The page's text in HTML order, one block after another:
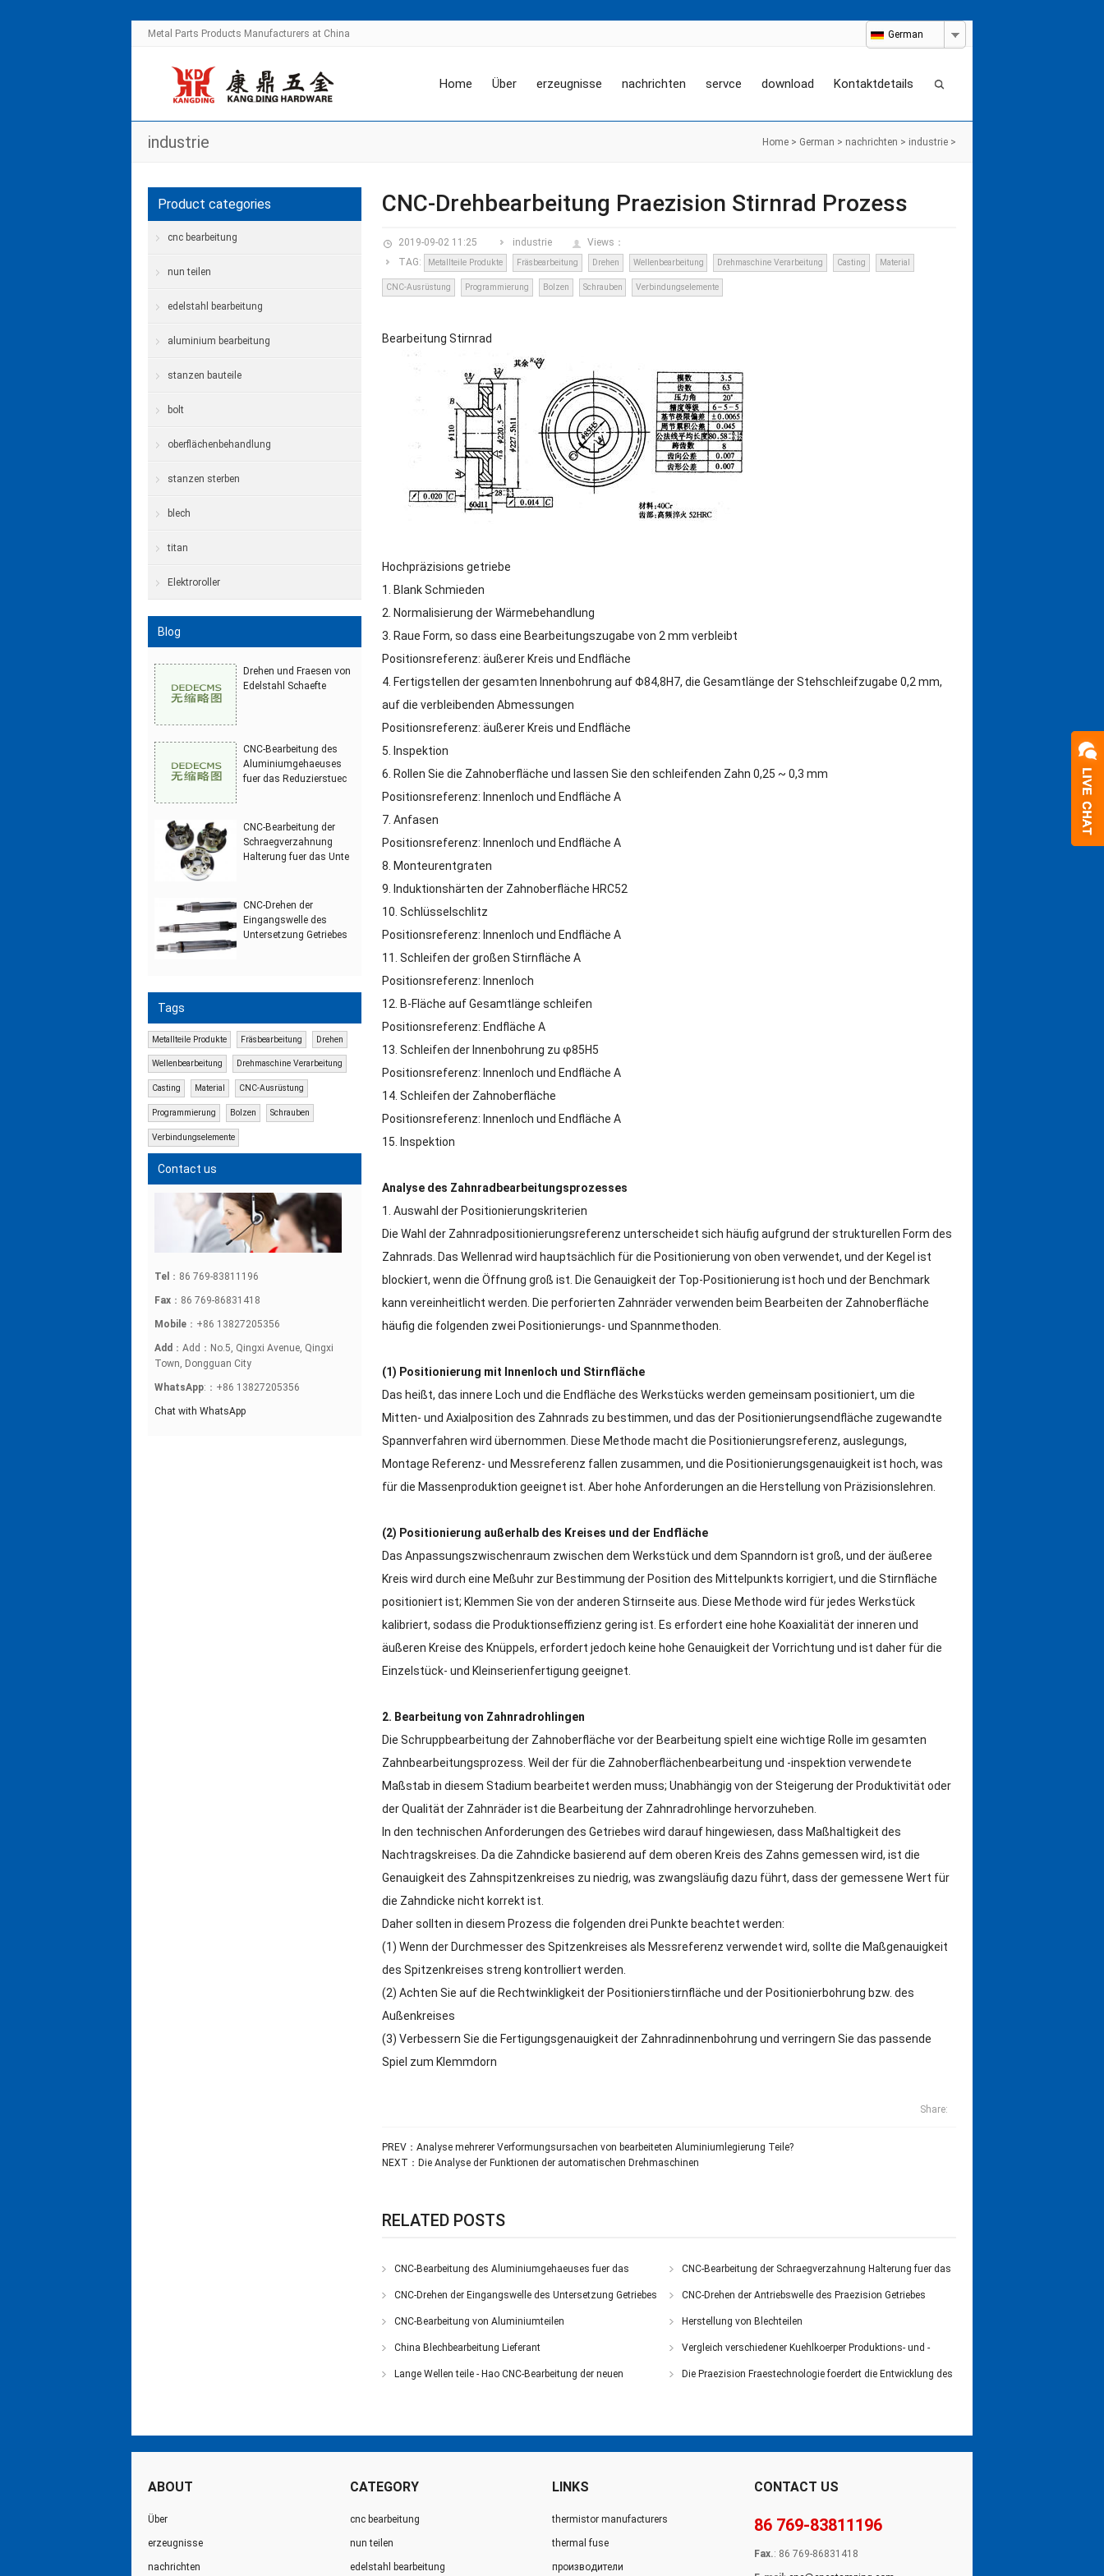
Metal Parts Products Manufacturers at China German
Home Über erzeugnisse nachrichten servce download Kontaktdetails
industrie Home > German > nachrichten > industrie >
CNC-Drehbearbeitung Praezision Stirnrad Prozess
2019-09-02 11:25 industrie
Views：
TAG:
Metallteile Produkte Fräsbearbeitung Drehen Wellenbearbeitung Drehmaschine Verarbeitung Casting Material
CNC-Ausrüstung Programmierung Bolzen Schrauben Verbindungselemente
Bearbeitung Stirnrad
Hochpräzisions getriebe
1. Blank Schmieden
2. Normalisierung der Wärmebehandlung
3. Raue Form, so dass eine Bearbeitungszugabe von 2 mm verbleibt
Positionsreferenz: äußerer Kreis und Endfläche
4. Fertigstellen der gesamten Innenbohrung auf Φ84,8H7, die Gesamtlänge der Stehschleifzugabe 0,2 mm,
auf die verbleibenden Abmessungen
Positionsreferenz: äußerer Kreis und Endfläche
5. Inspektion
6. Rollen Sie die Zahnoberfläche und lassen Sie den schleifenden Zahn 0,25 ~ 0,3 mm
Positionsreferenz: Innenloch und Endfläche A
7. Anfasen
Positionsreferenz: Innenloch und Endfläche A
8. Monteurentgraten
9. Induktionshärten der Zahnoberfläche HRC52
10. Schlüsselschlitz
Positionsreferenz: Innenloch und Endfläche A
11. Schleifen der großen Stirnfläche A
Positionsreferenz: Innenloch
12. B-Fläche auf Gesamtlänge schleifen
Positionsreferenz: Endfläche A
13. Schleifen der Innenbohrung zu φ85H5
Positionsreferenz: Innenloch und Endfläche A
14. Schleifen der Zahnoberfläche
Positionsreferenz: Innenloch und Endfläche A
15. Inspektion
Analyse des Zahnradbearbeitungsprozesses
1. Auswahl der Positionierungskriterien
Die Wahl der Zahnradpositionierungsreferenz unterscheidet sich häufig aufgrund der strukturellen Form des
Zahnrads. Das Wellenrad wird hauptsächlich für die Positionierung von oben verwendet, und der Kegel ist
blockiert, wenn die Öffnung groß ist. Die Genauigkeit der Top-Positionierung ist hoch und der Benchmark
kann vereinheitlicht werden. Die perforierten Zahnräder verwenden beim Bearbeiten der Zahnoberfläche
häufig die folgenden zwei Positionierungs- und Spannmethoden.
(1) Positionierung mit Innenloch und Stirnfläche
Das heißt, das innere Loch und die Endfläche des Werkstücks werden gemeinsam positioniert, um die
Mitten- und Axialposition des Zahnrads zu bestimmen, und das der Positionierungsendfläche zugewandte
Spannverfahren wird übernommen. Diese Methode macht die Positionierungsreferenz, auslegungs,
Montage Referenz- und Messreferenz fallen zusammen, und die Positionierungsgenauigkeit ist hoch, was
für die Massenproduktion geeignet ist. Aber hohe Anforderungen an die Herstellung von Präzisionslehren.
(2) Positionierung außerhalb des Kreises und der Endfläche
Das Anpassungszwischenraum zwischen dem Werkstück und dem Spanndorn ist groß, und der äußeree
Kreis wird durch eine Meßuhr zur Bestimmung der Position des Mittelpunkts korrigiert, und die Stirnfläche
positioniert ist; Klemmen Sie von der anderen Stirnseite aus. Diese Methode wird für jedes Werkstück
kalibriert, sodass die Produktionseffizienz gering ist. Es erfordert eine hohe Koaxialität der inneren und
äußeren Kreise des Knüppels, erfordert jedoch keine hohe Genauigkeit der Vorrichtung und ist daher für die
Einzelstück- und Kleinserienfertigung geeignet.
2. Bearbeitung von Zahnradrohlingen
Die Schruppbearbeitung der Zahnoberfläche vor der Bearbeitung spielt eine wichtige Rolle im gesamten
Zahnbearbeitungsprozess. Weil der für die Zahnoberflächenbearbeitung und -inspektion verwendete
Maßstab in diesem Stadium bearbeitet werden muss; Unabhängig von der Steigerung der Produktivität oder
der Qualität der Zahnräder ist die Bearbeitung der Zahnradrohlinge hervorzuheben.
In den technischen Anforderungen des Getriebes wird darauf hingewiesen, dass Maßhaltigkeit des
Nachtragskreises. Da die Zahndicke basierend auf dem oberen Kreis des Zahns gemessen wird, ist die
Genauigkeit des Zahnspitzenkreises zu niedrig, was zwangsläufig dazu führt, dass der gemessene Wert für
die Zahndicke nicht korrekt ist.
Daher sollten in diesem Prozess die folgenden drei Punkte beachtet werden:
(1) Wenn der Durchmesser des Spitzenkreises als Messreferenz verwendet wird, sollte die Maßgenauigkeit
des Spitzenkreises streng kontrolliert werden.
(2) Achten Sie auf die Rechtwinkligkeit der Positionierstirnfläche und der Positionierbohrung bzw. des
Außenkreises
(3) Verbessern Sie die Fertigungsgenauigkeit der Zahnradinnenbohrung und verringern Sie das passende
Spiel zum Klemmdorn
Share:
PREV： Analyse mehrerer Verformungsursachen von bearbeiteten Aluminiumlegierung Teile?
NEXT： Die Analyse der Funktionen der automatischen Drehmaschinen
RELATED POSTS
CNC-Bearbeitung des Aluminiumgehaeuses fuer das
Reduzierstuec
CNC-Bearbeitung der Schraegverzahnung Halterung fuer das
CNC-Drehen der Eingangswelle des Untersetzung Getriebes CNC-Drehen der Antriebswelle des Praezision Getriebes
CNC-Bearbeitung von Aluminiumteilen Herstellung von Blechteilen
China Blechbearbeitung Lieferant
Vergleich verschiedener Kuehlkoerper Produktions- und -
Lange Wellen teile - Hao CNC-Bearbeitung der neuen
Die Praezision Fraestechnologie foerdert die Entwicklung des
Product categories
cnc bearbeitung
nun teilen
edelstahl bearbeitung
aluminium bearbeitung
stanzen bauteile
bolt
oberflächenbehandlung
stanzen sterben
blech
titan
Elektroroller
Blog
Drehen und Fraesen von
Edelstahl Schaefte
CNC-Bearbeitung des
Aluminiumgehaeuses
fuer das Reduzierstuec
CNC-Bearbeitung der
Schraegverzahnung
Halterung fuer das Unte
CNC-Drehen der
Eingangswelle des
Untersetzung Getriebes
Tags
Metallteile Produkte Fräsbearbeitung Drehen
Wellenbearbeitung Drehmaschine Verarbeitung
Casting Material CNC-Ausrüstung
Programmierung Bolzen Schrauben
Verbindungselemente
Contact us
Tel ：86 769-83811196
Fax ：86 769-86831418
Mobile ：+86 13827205356
Add ：Add：No.5, Qingxi Avenue, Qingxi
Town, Dongguan City
WhatsApp:：+86 13827205356
Chat with WhatsApp
ABOUT
Über
erzeugnisse
nachrichten
CATEGORY
cnc bearbeitung
nun teilen
edelstahl bearbeitung
LINKS
thermistor manufacturers
thermal fuse
производители
CONTACT US
86 769-83811196
Fax.: 86 769-86831418